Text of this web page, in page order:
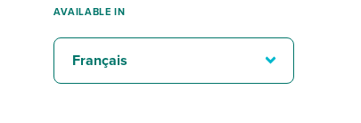
AVAILABLE IN
Français